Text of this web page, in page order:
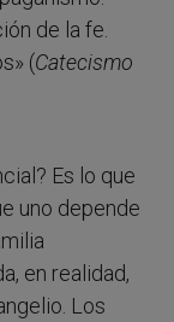
de la fe.
(Catecismo
Es lo que
uno depende
en realidad,
Los